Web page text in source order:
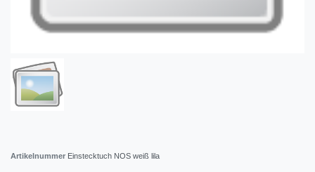
Artikelnummer Einstecktuch NOS weiß lila